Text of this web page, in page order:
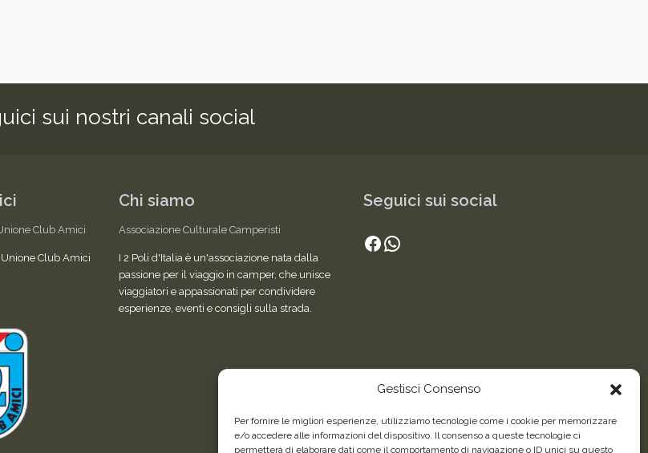
Gestisci Consenso
Per fornire le migliori esperienze, utilizziamo tecnologie come i cookie per memorizzare
e/o accedere alle informazioni del dispositivo. Il consenso a queste tecnologie ci
permetterà di elaborare dati come il comportamento di navigazione o ID unici su questo
sui nostri canali social
Club Amici
Club Amici
Chi siamo
Associazione Culturale Camperisti
I 2 Poli d'Italia è un'associazione nata dalla
passione per il viaggio in camper, che unisce
viaggiatori e appassionati per condividere
esperienze, eventi e consigli sulla strada.
Seguici sui social
Facebook
WhatsApp